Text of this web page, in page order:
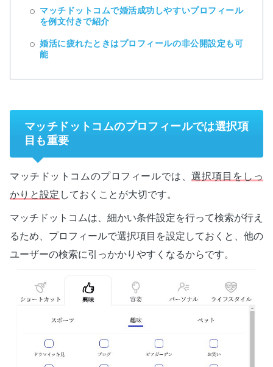
マッチドットコムで婚活成功しやすいプロフィール
を例文付きで紹介
婚活に疲れたときはプロフィールの非公開設定も可
能
マッチドットコムのプロフィールでは選択項
目も重要
マッチドットコムのプロフィールでは、選択項目をしっ
かりと設定 しておくことが大切です。
マッチドットコムは、細かい条件設定を行って検索が行え
るため、プロフィールで選択項目を設定しておくと、他の
ユーザーの検索に引っかかりやすくなるからです。